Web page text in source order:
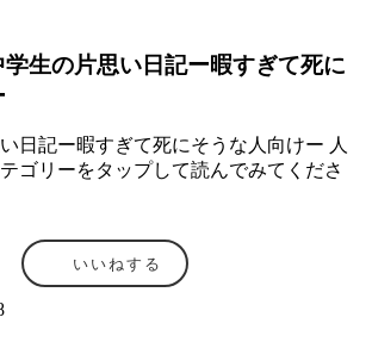
生の片思い日記ー暇すぎて死に
日記ー暇すぎて死にそうな人向けー 人
ゴリーをタップして読んでみてくださ
いいねする